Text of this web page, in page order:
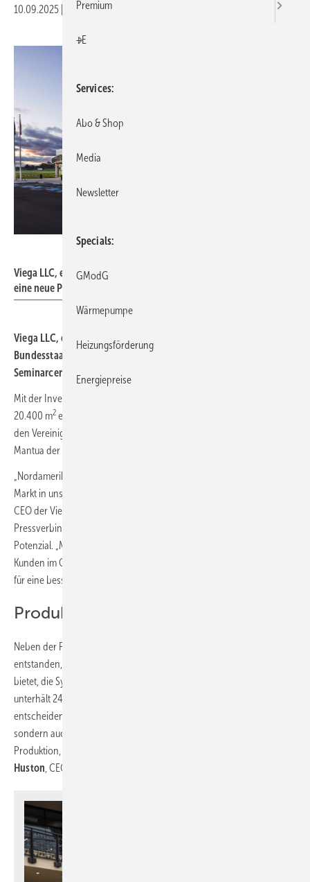
10.09.2025 Druckvorschau
Viega LLC, ein Unternehmen der Viega Group, hat in Mantua (Ohio)
eine neue Produktionsstätte mit Seminarcenter eröffnet.
Viega LLC, ein Unternehmen der Viega Group, hat im US-
Bundesstaat Ohio eine neue Produktionsstätte mit
Seminarcenter eröffnet.
Mit der Investition von rund 178 Mio. US-Dollar und einer Fläche von
20.400 m2 erweitert das Unternehmen seine Fertigungskapazitäten in
den Vereinigten Staaten. Nach McPherson im Bundesstaat Kansas ist
Mantua der zweite Produktionsstandort von Viega in den USA.
„Nordamerika ist trotz der aktuellen Herausforderungen ein zentraler
Markt in unserer Wachstumsstrategie“, sagt
CEO der Viega Group. Besonders bei den metallenen
Pressverbindern für Sanitär und Heizung sieht er weiterhin großes
Potenzial. „Mit dem neuen Werk in Mantua rücken wir näher an unsere
Kunden im Osten der USA und in Kanada. Kürzere Lieferwege sorgen
für eine bessere Verfügbarkeit und schnellere Reaktionszeiten.“
Produktion und Training vor Ort
Neben der Fertigung ist am neuen Standort ein Schulungszentrum
entstanden, das Fachhandwerkern und Partnern die Möglichkeit
bietet, die Systeme praxisnah kennenzulernen. Die Viega Group
unterhält 24 solcher Seminarzentren weltweit. „Für uns ist
entscheidend, dass unsere Kunden nicht nur Produkte erhalten,
sondern auch das Wissen, sie optimal einzusetzen. Mantua verbindet
Produktion, Training und Beratung an einem Standort“, erklärt
Huston , CEO von Viega North America.
Premium
+E
Services
Abo & Shop
Media
Newsletter
Specials
GModG
Wärmepumpe
Heizungsförderung
Energiepreise